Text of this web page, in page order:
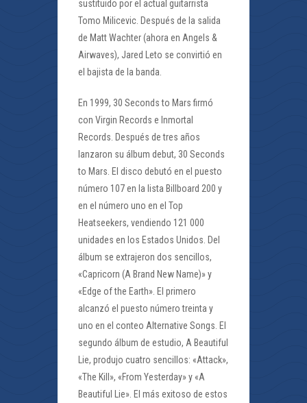
sustituido por el actual guitarrista
Tomo Milicevic. Después de la salida
de Matt Wachter (ahora en Angels &
Airwaves), Jared Leto se convirtió en
el bajista de la banda.
En 1999, 30 Seconds to Mars firmó
con Virgin Records e Inmortal
Records. Después de tres años
lanzaron su álbum debut, 30 Seconds
to Mars. El disco debutó en el puesto
número 107 en la lista Billboard 200 y
en el número uno en el Top
Heatseekers, vendiendo 121 000
unidades en los Estados Unidos. Del
álbum se extrajeron dos sencillos,
«Capricorn (A Brand New Name)» y
«Edge of the Earth». El primero
alcanzó el puesto número treinta y
uno en el conteo Alternative Songs. El
segundo álbum de estudio, A Beautiful
Lie, produjo cuatro sencillos: «Attack»,
«The Kill», «From Yesterday» y «A
Beautiful Lie». El más exitoso de estos